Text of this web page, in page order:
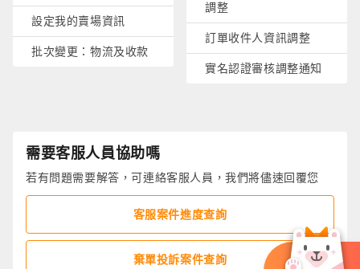
設定我的賣場資訊
批次變更：物流及收款
調整
訂單收件人資訊調整
實名認證審核調整通知
需要客服人員協助嗎
若有問題需要解答，可連絡客服人員，我們將儘速回覆您
客服案件進度查詢
棄單投訴案件查詢